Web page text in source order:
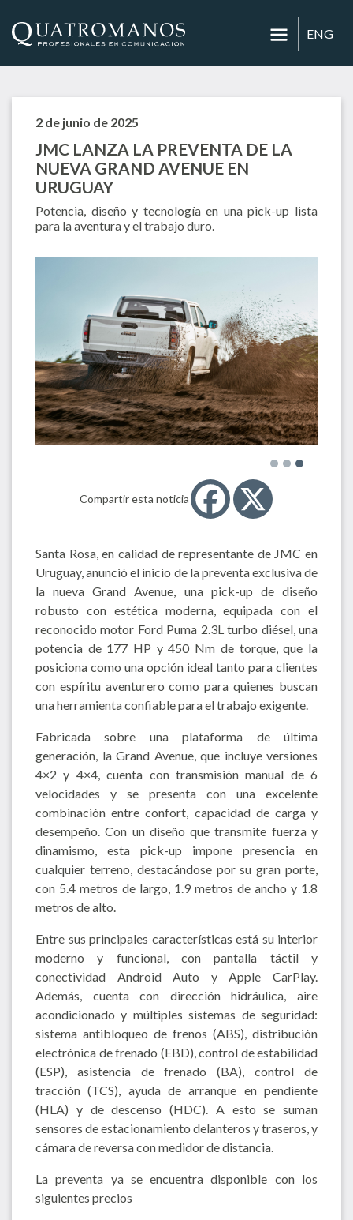
ENG
2 de junio de 2025
JMC LANZA LA PREVENTA DE LA
NUEVA GRAND AVENUE EN
URUGUAY
Potencia, diseño y tecnología en una pick-up lista
para la aventura y el trabajo duro.
Compartir esta noticia
Santa Rosa, en calidad de representante de JMC en
Uruguay, anunció el inicio de la preventa exclusiva de
la nueva Grand Avenue, una pick-up de diseño
robusto con estética moderna, equipada con el
reconocido motor Ford Puma 2.3L turbo diésel, una
potencia de 177 HP y 450 Nm de torque, que la
posiciona como una opción ideal tanto para clientes
con espíritu aventurero como para quienes buscan
una herramienta confiable para el trabajo exigente.
Fabricada sobre una plataforma de última
generación, la Grand Avenue, que incluye versiones
4×2 y 4×4, cuenta con transmisión manual de 6
velocidades y se presenta con una excelente
combinación entre confort, capacidad de carga y
desempeño. Con un diseño que transmite fuerza y
dinamismo, esta pick-up impone presencia en
cualquier terreno, destacándose por su gran porte,
con 5.4 metros de largo, 1.9 metros de ancho y 1.8
metros de alto.
Entre sus principales características está su interior
moderno y funcional, con pantalla táctil y
conectividad Android Auto y Apple CarPlay.
Además, cuenta con dirección hidráulica, aire
acondicionado y múltiples sistemas de seguridad:
sistema antibloqueo de frenos (ABS), distribución
electrónica de frenado (EBD), control de estabilidad
(ESP), asistencia de frenado (BA), control de
tracción (TCS), ayuda de arranque en pendiente
(HLA) y de descenso (HDC). A esto se suman
sensores de estacionamiento delanteros y traseros, y
cámara de reversa con medidor de distancia.
La preventa ya se encuentra disponible con los
siguientes precios